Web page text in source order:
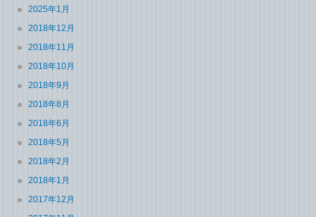
2025年1月
2018年12月
2018年11月
2018年10月
2018年9月
2018年8月
2018年6月
2018年5月
2018年2月
2018年1月
2017年12月